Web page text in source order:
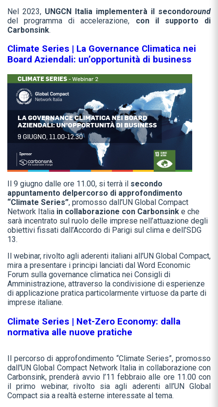
Nel 2023, UNGCN Italia implementerà il secondoround
del programma di accelerazione, con il supporto di
Carbonsink.
Climate Series | La Governance Climatica nei
Board Aziendali: un’opportunità di business
Il 9 giugno dalle ore 11.00, si terrà il secondo
appuntamento delpercorso di approfondimento
“Climate Series”, promosso dall’UN Global Compact
Network Italia in collaborazione con Carbonsink e che
sarà incentrato sul ruolo delle imprese nell’attuazione degli
obiettivi fissati dall’Accordo di Parigi sul clima e dell’SDG
13.
Il webinar, rivolto agli aderenti italiani all’UN Global Compact,
mira a presentare i principi lanciati dal Word Economic
Forum sulla governance climatica nei Consigli di
Amministrazione, attraverso la condivisione di esperienze
di applicazione pratica particolarmente virtuose da parte di
imprese italiane.
Climate Series | Net-Zero Economy: dalla
normativa alle nuove pratiche
Il percorso di approfondimento “Climate Series”, promosso
dall'UN Global Compact Network Italia in collaborazione con
Carbonsink, prenderà avvio l’11 febbraio alle ore 11.00 con
il primo webinar, rivolto sia agli aderenti all’UN Global
Compact sia a realtà esterne interessate al tema.